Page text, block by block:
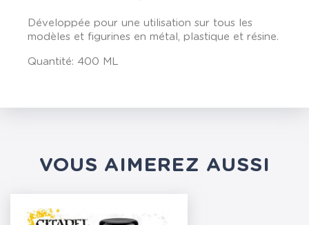
Développée pour une utilisation sur tous les
modèles et figurines en métal, plastique et résine.
Quantité: 400 ML
VOUS AIMEREZ AUSSI